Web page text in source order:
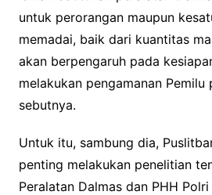
untuk perorangan maupun
memadai, baik dari kuantitas
akan berpengaruh pada
melakukan pengamanan Pemilu
sebutnya.
Untuk itu, sambung dia,
penting melakukan penelitian
Peralatan Dalmas dan PHH